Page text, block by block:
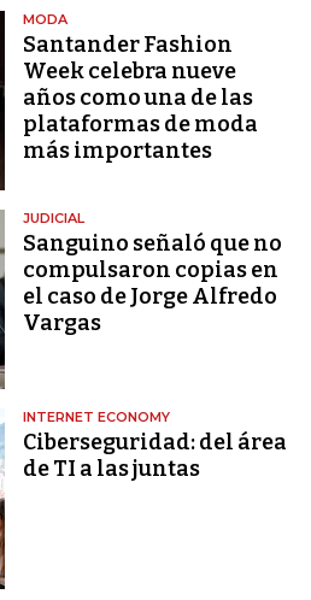
MODA
Santander Fashion
Week celebra nueve
años como una de las
plataformas de moda
más importantes
JUDICIAL
Sanguino señaló que no
compulsaron copias en
el caso de Jorge Alfredo
Vargas
INTERNET ECONOMY
Ciberseguridad: del área
de TI a las juntas